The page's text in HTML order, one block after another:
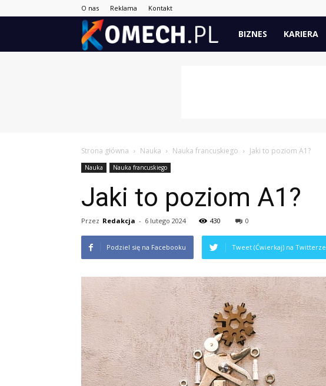
O nas Reklama Kontakt
Komech.pl
BIZNES KARIERA
Strona główna Nauka Nauka francuskiego Jaki to poziom A1?
Nauka Nauka francuskiego
Jaki to poziom A1?
Przez Redakcja - 6 lutego 2024 430 0
Podziel się na Facebooku Tweet (Ćwierkaj) na Twitterze